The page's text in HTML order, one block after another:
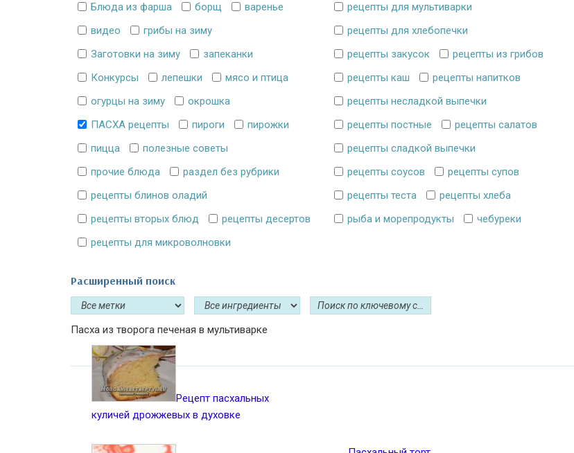
Блюда из фарша борщ
варенье
видео
грибы на зиму
Заготовки на зиму
запеканки
Конкурсы
лепешки
мясо и птица
огурцы на зиму
окрошка
ПАСХА рецепты
пироги
пирожки
пицца
полезные советы
прочие блюда
раздел без рубрики
рецепты блинов оладий
рецепты вторых блюд
рецепты десертов
рецепты для микроволновки
рецепты для мультиварки
рецепты для хлебопечки
рецепты закусок
рецепты из грибов
рецепты каш
рецепты напитков
рецепты несладкой выпечки
рецепты постные
рецепты салатов
рецепты сладкой выпечки
рецепты соусов
рецепты супов
рецепты теста
рецепты хлеба
рыба и морепродукты
чебуреки
Расширенный поиск
Пасха из творога печеная в мультиварке
Рецепт пасхальных
куличей дрожжевых в духовке